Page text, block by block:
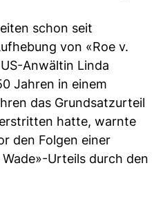
schon seit
von «Roe v.
Anwältin Linda
Jahren in einem
das Grundsatzurteil
hatte, warnte
den Folgen einer
Urteils durch den